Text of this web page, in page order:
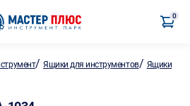
0
/Ящики для инструментов/ Ящики